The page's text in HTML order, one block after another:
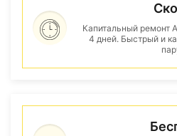
Капитальный ремонт
4 дней. Быстрый и